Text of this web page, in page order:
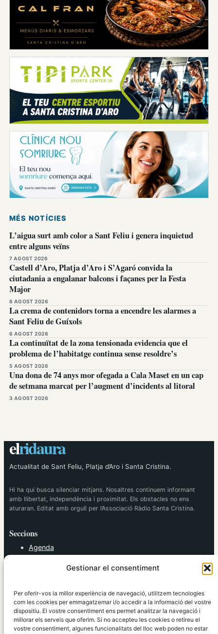
Gestionar el consentiment
Per oferir-vos la millor experiència de navegació, utilitzem tecnologies
com les cookies per emmagatzemar i/o accedir a la informació del vostre
dispositiu. El vostre consentiment ens permet analitzar la navegació i
millorar els serveis que oferim. Si no accepteu les cookies o retireu el
vostre consentiment, algunes funcionalitats del lloc web poden no estar
MÉS NOTÍCIES
L’aigua surt amb color a Sant Feliu i genera inquietud
entre alguns veïns
7 AGOST 2026
Castell d’Aro, Platja d’Aro i S’Agaró convida la
ciutadania a engalanar balcons i façanes per la Festa
Major
6 AGOST 2026
La crema de contenidors torna a encendre les alarmes a
Sant Feliu de Guíxols
6 AGOST 2026
La continuïtat de la zona tensionada evidencia que el
problema de l’habitatge continua sense resoldre’s
5 AGOST 2026
Una dona de 74 anys mor ofegada a Cala Maset en un cap
de setmana marcat per l’augment d’incidents al litoral
3 AGOST 2026
elridaura
Actualitat de Sant Feliu, Platja d’Aro i Santa Cristina.
Hi ha qui busca silenciar mitjans. Nosaltres continuem informant
amb llibertat, independència i proximitat. Els obstacles no ens
aturaran. Editat amb orgull per l’Associació Ràdio Santa Cristina.
Seccions
Agenda
Política
Societat
Tendències